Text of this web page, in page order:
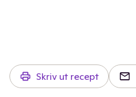
Skriv ut recept